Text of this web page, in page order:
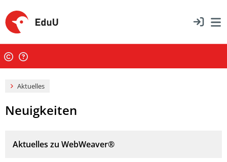
Aktuelles
Neuigkeiten
Aktuelles zu WebWeaver®